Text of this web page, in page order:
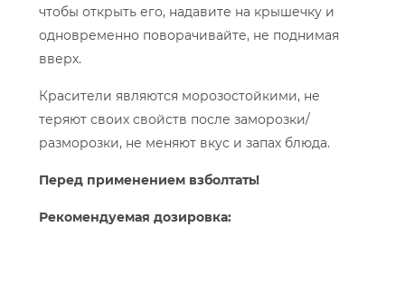
чтобы открыть его, надавите на крышечку и
одновременно поворачивайте, не поднимая
вверх.
Красители являются морозостойкими, не
теряют своих свойств после заморозки/
разморозки, не меняют вкус и запах блюда.
Перед применением взболтать!
Рекомендуемая дозировка: